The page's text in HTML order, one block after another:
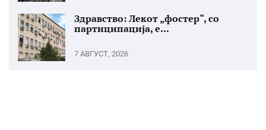
Здравство: Лекот „фостер“, со
партиципација, е...
7 АВГУСТ, 2026